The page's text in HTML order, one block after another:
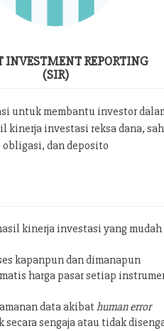
INVESTMENT REPORTING
(SIR)
untuk membantu investor
kinerja investasi reksa dana,
obligasi, dan deposito
kinerja investasi yang mudah
kapanpun dan dimanapun
harga pasar setiap
data akibat human error
secara sengaja atau tidak